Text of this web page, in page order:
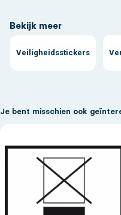
Bekijk meer
Veiligheidsstickers
Je bent misschien ook